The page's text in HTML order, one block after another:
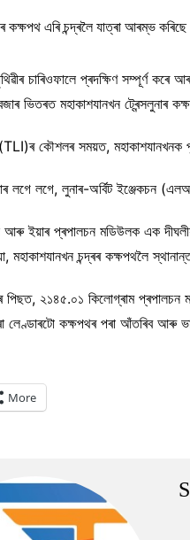
চাৰিওফালে প্ৰদক্ষিণ সম্পূৰ্ণ
ভিতৰত মহাকাশযানখন ট্ৰেন্সলুনাৰ
কৌশলৰ সময়ত, মহাকাশযানখনক
লগে লগে, লুনাৰ-অৰ্বিট ইঞ্জেকচন
ইয়াৰ প্ৰপালচন মডিউলক এক
মহাকাশযানখন চন্দ্ৰৰ কক্ষপথলৈ
পিছত, ২১৪৫.০১ কিলোগ্ৰাম প্ৰপালচন
লেণ্ডাৰটো কক্ষপথৰ পৰা আঁতৰিব আৰু
More